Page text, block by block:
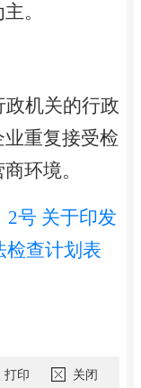
。
机关的行政
重复接受检
商环境。
2号 关于印发
检查计划表
打印 关闭